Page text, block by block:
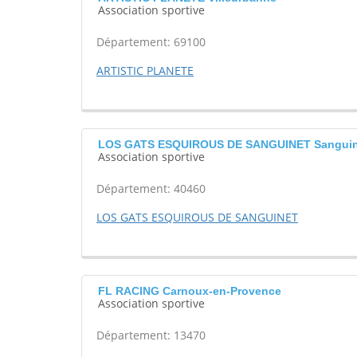
Association sportive
Département: 69100
ARTISTIC PLANETE
LOS GATS ESQUIROUS DE SANGUINET
Association sportive
Département: 40460
LOS GATS ESQUIROUS DE SANGUINET
FL RACING Carnoux-en-Provence
Association sportive
Département: 13470